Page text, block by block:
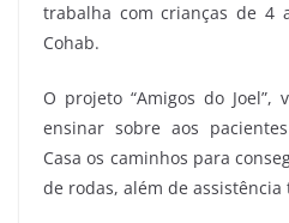
trabalha com crianças de 4
Cohab.
O projeto “Amigos do
ensinar sobre aos
Casa os caminhos para
de rodas, além de assistência